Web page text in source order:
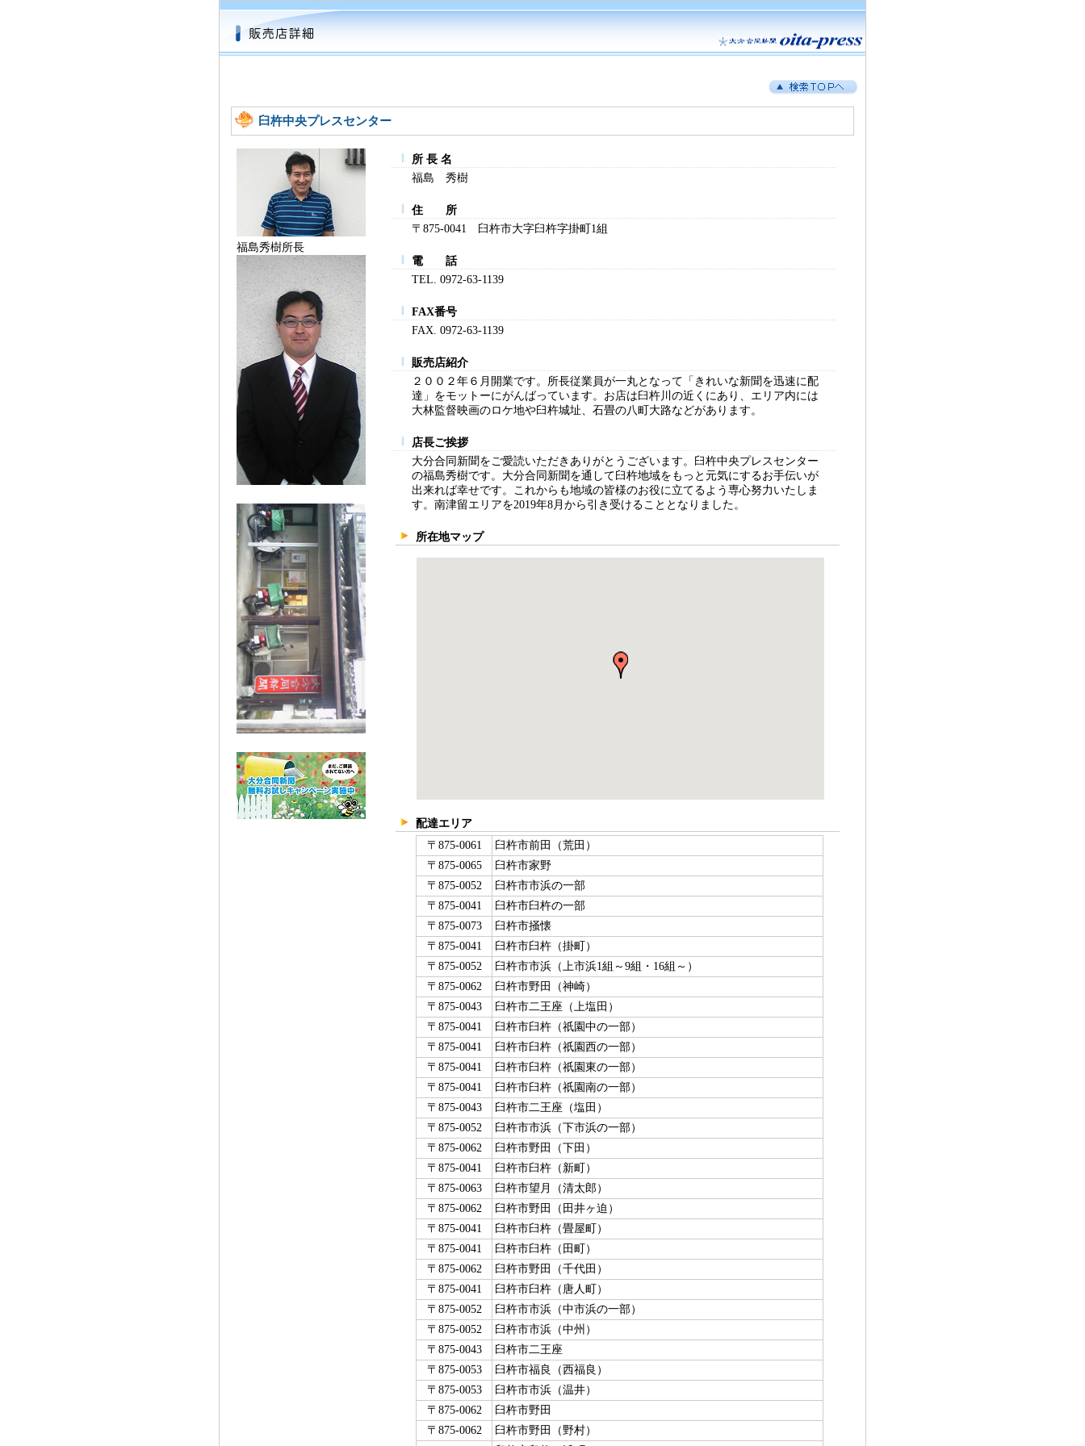
臼杵中央プレスセンター
福島秀樹所長
所 長 名
福島 秀樹
住 所
〒875-0041 臼杵市大字臼杵字掛町1組
電 話
TEL. 0972-63-1139
FAX番号
FAX. 0972-63-1139
販売店紹介
２００２年６月開業です。所長従業員が一丸となって「きれいな新聞を迅速に配
達」をモットーにがんばっています。お店は臼杵川の近くにあり、エリア内には
大林監督映画のロケ地や臼杵城址、石畳の八町大路などがあります。
店長ご挨拶
大分合同新聞をご愛読いただきありがとうございます。臼杵中央プレスセンター
の福島秀樹です。大分合同新聞を通して臼杵地域をもっと元気にするお手伝いが
出来れば幸せです。これからも地域の皆様のお役に立てるよう専心努力いたしま
す。南津留エリアを2019年8月から引き受けることとなりました。
所在地マップ
配達エリア
〒875-0061
臼杵市前田（荒田）
〒875-0065
臼杵市家野
〒875-0052
臼杵市市浜の一部
〒875-0041
臼杵市臼杵の一部
〒875-0073
臼杵市掻懐
〒875-0041
臼杵市臼杵（掛町）
〒875-0052
臼杵市市浜（上市浜1組～9組・16組～）
〒875-0062
臼杵市野田（神崎）
〒875-0043
臼杵市二王座（上塩田）
〒875-0041
臼杵市臼杵（祇園中の一部）
〒875-0041
臼杵市臼杵（祇園西の一部）
〒875-0041
臼杵市臼杵（祇園東の一部）
〒875-0041
臼杵市臼杵（祇園南の一部）
〒875-0043
臼杵市二王座（塩田）
〒875-0052
臼杵市市浜（下市浜の一部）
〒875-0062
臼杵市野田（下田）
〒875-0041
臼杵市臼杵（新町）
〒875-0063
臼杵市望月（清太郎）
〒875-0062
臼杵市野田（田井ヶ迫）
〒875-0041
臼杵市臼杵（畳屋町）
〒875-0041
臼杵市臼杵（田町）
〒875-0062
臼杵市野田（千代田）
〒875-0041
臼杵市臼杵（唐人町）
〒875-0052
臼杵市市浜（中市浜の一部）
〒875-0052
臼杵市市浜（中州）
〒875-0043
臼杵市二王座
〒875-0053
臼杵市福良（西福良）
〒875-0053
臼杵市市浜（温井）
〒875-0062
臼杵市野田
〒875-0062
臼杵市野田（野村）